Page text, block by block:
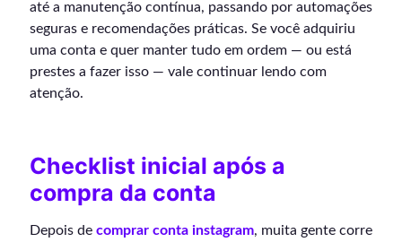
até a manutenção contínua, passando por automações
seguras e recomendações práticas. Se você adquiriu
uma conta e quer manter tudo em ordem — ou está
prestes a fazer isso — vale continuar lendo com
atenção.
Checklist inicial após a
compra da conta
Depois de comprar conta instagram, muita gente corre